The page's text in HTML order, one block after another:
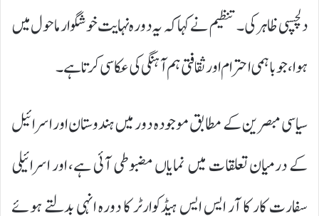
دلچسپی ظاہر کی۔ تنظیم نے کہا کہ یہ دورہ نہایت خوشگوار ماحول میں
ہوا، جو باہمی احترام اور ثقافتی ہم آہنگی کی عکاسی کرتا ہے۔
سیاسی مبصرین کے مطابق موجودہ دور میں ہندوستان اور اسرائیل
کے درمیان تعلقات میں نمایاں مضبوطی آئی ہے، اور اسرائیلی
سفارت کار کا آر ایس ایس ہیڈکوارٹر کا دورہ انہی بدلتے ہوئے